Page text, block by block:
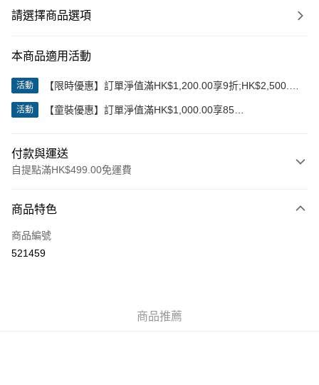
請選擇商品選項
本商品適用活動
活動
【限時優惠】訂單淨值滿HK$1,200.00享9折;HK$2,500.00
活動
【童裝優惠】訂單淨值滿HK$1,000.00享85
付款與運送
自提點滿HK$499.00免運費
信用卡
Apple Pay
商品特色
商品編號
521459
商品推薦